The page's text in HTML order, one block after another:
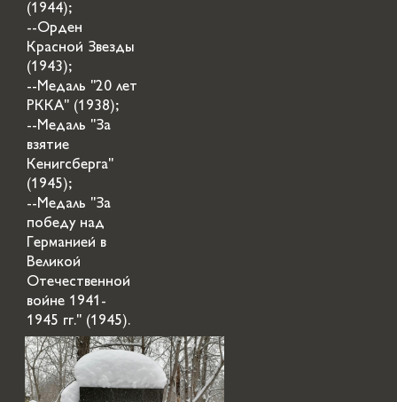
(1944);
--Орден
Красной Звезды
(1943);
--Медаль "20 лет
РККА" (1938);
--Медаль "За
взятие
Кенигсберга"
(1945);
--Медаль "За
победу над
Германией в
Великой
Отечественной
войне 1941-
1945 гг." (1945).